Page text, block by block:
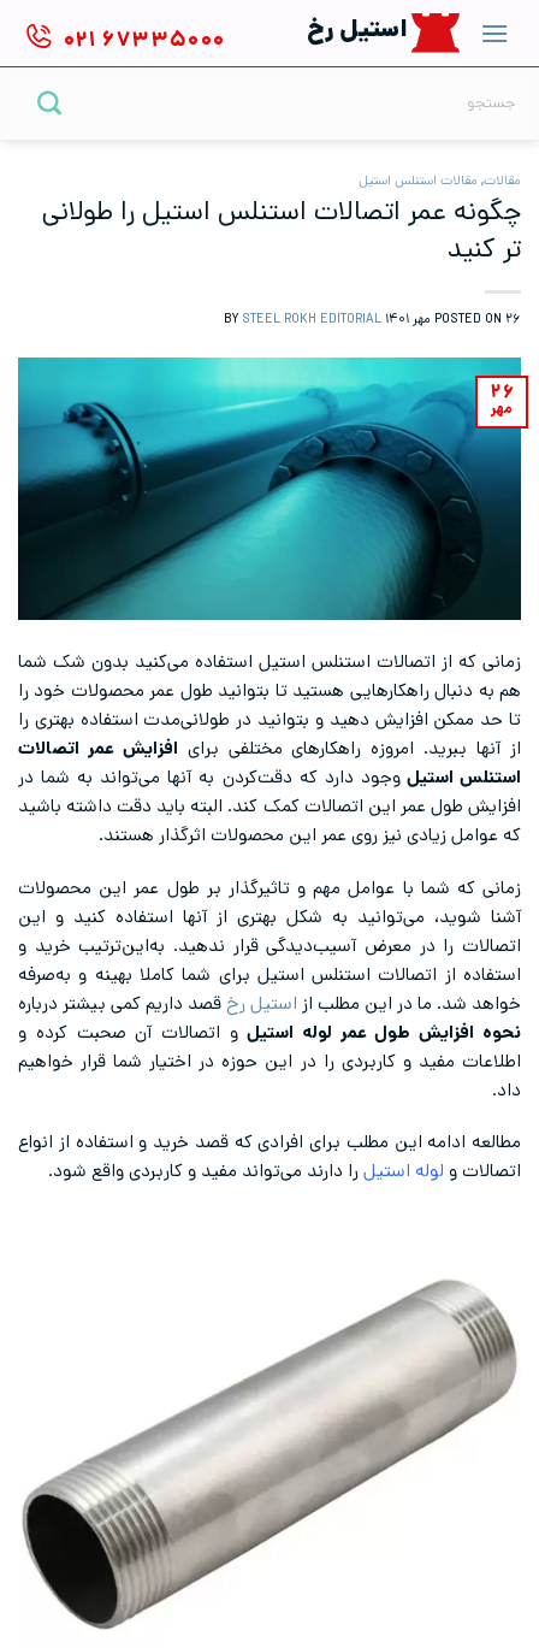
content
استیل رخ ۰۲۱ ۶۷۳۳۵۰۰۰
مقالات, مقالات استنلس استیل
چگونه عمر اتصالات استنلس استیل را طولانی
تر کنید
POSTED ON ۲۶ مهر ۱۴۰۱ STEEL ROKH EDITORIAL
۲۶
مهر
زمانی که از اتصالات استنلس استیل استفاده می‌کنید بدون شک شما
هم به دنبال راهکارهایی هستید تا بتوانید طول عمر محصولات خود را
تا حد ممکن افزایش دهید و بتوانید در طولانی‌مدت استفاده بهتری را
از آنها ببرید. امروزه راهکارهای مختلفی برای افزایش عمر اتصالات
استنلس استیلوجود دارد که دقت‌کردن به آنها می‌تواند به شما در
افزایش طول عمر این اتصالات کمک کند. البته باید دقت داشته باشید
که عوامل زیادی نیز روی عمر این محصولات اثرگذار هستند.
زمانی که شما با عوامل مهم و تاثیرگذار بر طول عمر این محصولات
آشنا شوید، می‌توانید به شکل بهتری از آنها استفاده کنید و این
اتصالات را در معرض آسیب‌دیدگی قرار ندهید. به‌این‌ترتیب خرید و
استفاده از اتصالات استنلس استیل برای شما کاملا بهینه و به‌صرفه
خواهد شد. ما در این مطلب از استیل رخقصد داریم کمی بیشتر درباره
نحوه افزایش طول عمر لوله استیل و اتصالات آن صحبت کرده و
اطلاعات مفید و کاربردی را در این حوزه در اختیار شما قرار خواهیم
داد.
مطالعه ادامه این مطلب برای افرادی که قصد خرید و استفاده از انواع
اتصالات و لوله‌ استیلرا دارند می‌تواند مفید و کاربردی واقع شود.